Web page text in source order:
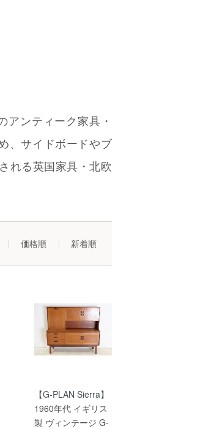
アンティーク家具・
、サイドボードやブ
れる英国家具・北欧
価格順 新着順
【G-PLAN Sierra】
1960年代 イギリス
製 ヴィンテージ G-